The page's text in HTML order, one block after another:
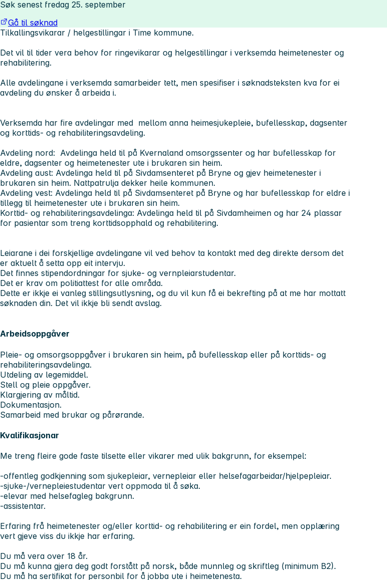
Søk senest fredag 25. september
Gå til søknad
Tilkallingsvikarar / helgestillingar i Time kommune.
Det vil til tider vera behov for ringevikarar og helgestillingar i verksemda heimetenester og
rehabilitering.
Alle avdelingane i verksemda samarbeider tett, men spesifiser i søknadsteksten kva for ei
avdeling du ønsker å arbeida i.
Verksemda har fire avdelingar med mellom anna heimesjukepleie, bufellesskap, dagsenter
og korttids- og rehabiliteringsavdeling.
Avdeling nord: Avdelinga held til på Kvernaland omsorgssenter og har bufellesskap for
eldre, dagsenter og heimetenester ute i brukaren sin heim.
Avdeling aust: Avdelinga held til på Sivdamsenteret på Bryne og gjev heimetenester i
brukaren sin heim. Nattpatrulja dekker heile kommunen.
Avdeling vest: Avdelinga held til på Sivdamsenteret på Bryne og har bufellesskap for eldre i
tillegg til heimetenester ute i brukaren sin heim.
Korttid- og rehabiliteringsavdelinga: Avdelinga held til på Sivdamheimen og har 24 plassar
for pasientar som treng korttidsopphald og rehabilitering.
Leiarane i dei forskjellige avdelingane vil ved behov ta kontakt med deg direkte dersom det
er aktuelt å setta opp eit intervju.
Det finnes stipendordningar for sjuke- og vernpleiarstudentar.
Det er krav om politiattest for alle områda.
Dette er ikkje ei vanleg stillingsutlysning, og du vil kun få ei bekrefting på at me har mottatt
søknaden din. Det vil ikkje bli sendt avslag.
Arbeidsoppgåver
Pleie- og omsorgsoppgåver i brukaren sin heim, på bufellesskap eller på korttids- og
rehabiliteringsavdelinga.
Utdeling av legemiddel.
Stell og pleie oppgåver.
Klargjering av måltid.
Dokumentasjon.
Samarbeid med brukar og pårørande.
Kvalifikasjonar
Me treng fleire gode faste tilsette eller vikarer med ulik bakgrunn, for eksempel:
-offentleg godkjenning som sjukepleiar, vernepleiar eller helsefagarbeidar/hjelpepleiar.
-sjuke-/vernepleiestudentar vert oppmoda til å søka.
-elevar med helsefagleg bakgrunn.
-assistentar.
Erfaring frå heimetenester og/eller korttid- og rehabilitering er ein fordel, men opplæring
vert gjeve viss du ikkje har erfaring.
Du må vera over 18 år.
Du må kunna gjera deg godt forstått på norsk, både munnleg og skriftleg (minimum B2).
Du må ha sertifikat for personbil for å jobba ute i heimetenesta.